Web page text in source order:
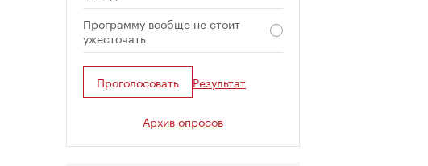
Программу вообще не стоит
ужесточать
Проголосовать Результат
Архив опросов